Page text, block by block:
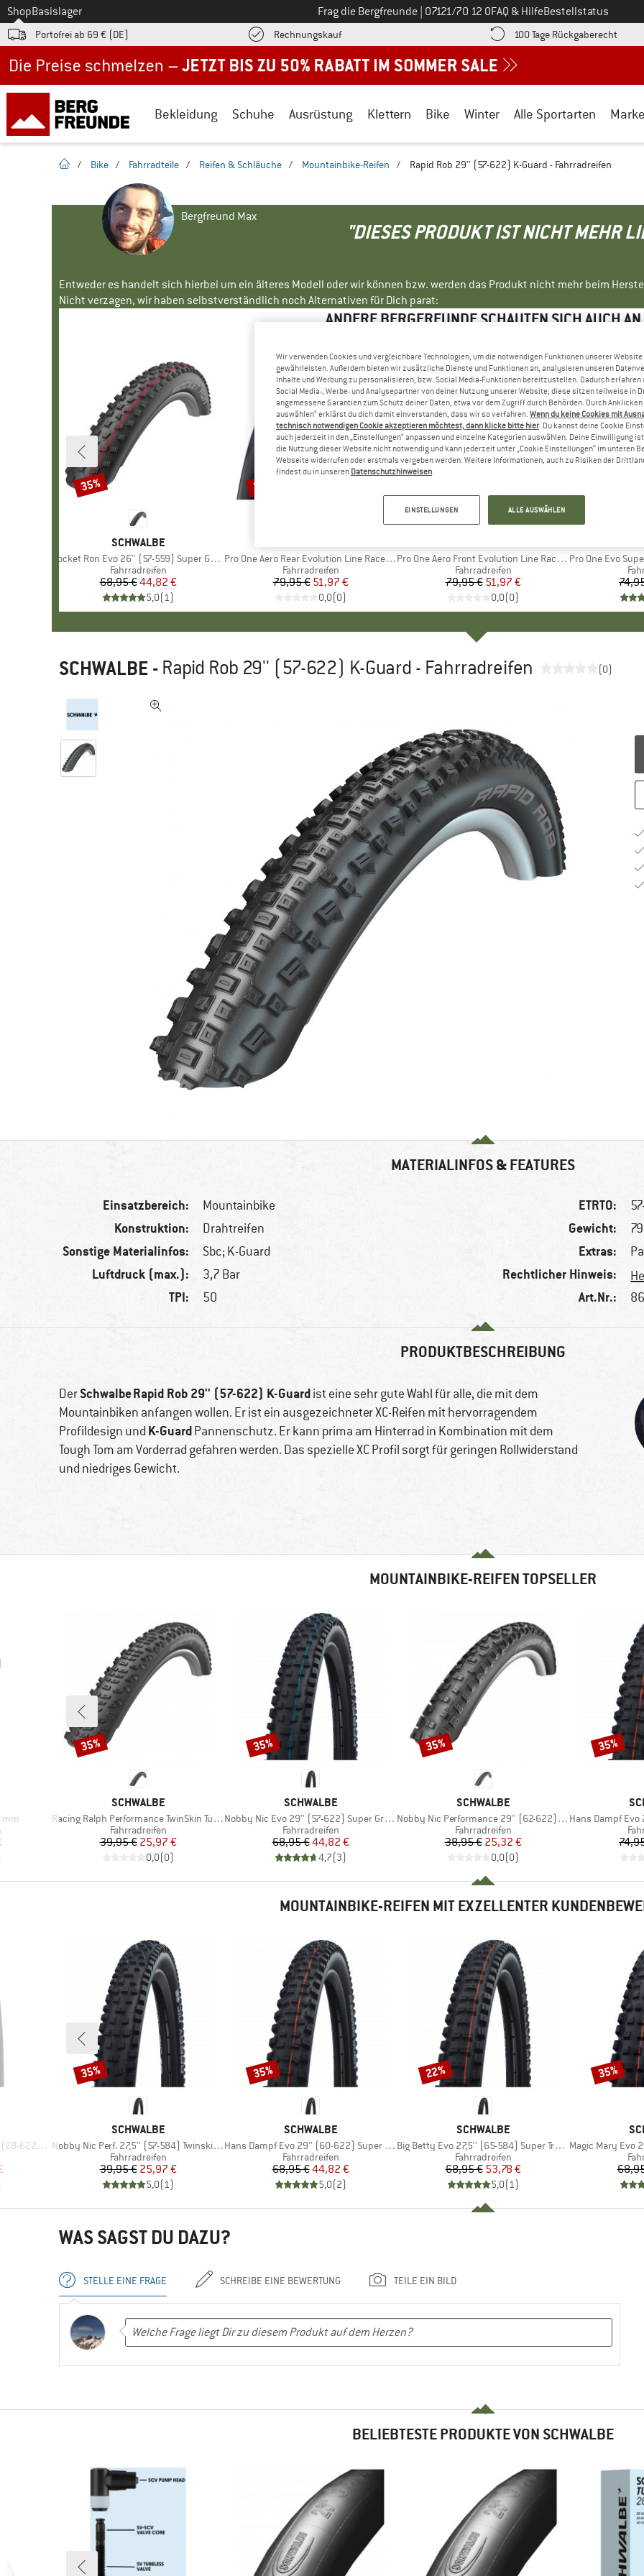
Zum
ShopBasislager Frag die Bergfreunde Ruf uns an unter
07121/70 12 0FAQ & HilfeBestellstatus
Portofrei ab 69 € (DE) RechnungskaufFinde die Zahlungs-Infos hier! Öffnet sich in einer Infobox
100 Tage Rückgaberecht
Bekleidung Schuhe Ausrüstung Klettern Bike Winter Alle Sportarten
Startseite
/ Bike / Fahrradteile / Reifen & Schläuche / Mountainbike-Reifen / Rapid Rob 29'' (57-622) K-Guard - Fahrradreifen
Bergfreund Max
"DIESES PRODUKT IST NICHT MEHR
Entweder es handelt sich hierbei um ein älteres Modell oder wir können bzw. werden das Produkt nicht mehr beim
Nicht verzagen, wir haben selbstverständlich noch Alternativen für Dich parat:
ANDERE BERGFREUNDE SCHAUTEN SICH AUCH AN
MARKE
SCHWALBE
Artikel
Rocket Ron Evo 26'' (57-559) Super Ground TLE
Produktgruppe
Fahrradreifen
Preis
68,95 €reduzierter Preis
44,82 €
5,0(1)
Rabatt
35%
Artikel
Pro One Aero Rear Evolution Line Race Pro RG28'' (28-622)
Produktgruppe
Fahrradreifen
Preis
79,95 €reduzierter Preis
51,97 €
0,0(0)
Rabatt
35%
Artikel
Pro One Aero Front Evolution Line Race Pro RG 28'' (28-622)
Produktgruppe
Fahrradreifen
Preis
79,95 €reduzierter Preis
51,97 €
0,0(0)
Artikel
Pro One Evo Super
SCHWALBE - Rapid Rob 29'' (57-622) K-Guard - Fahrradreifen (0)
MATERIALINFOS & FEATURES
Einsatzbereich: Mountainbike
Konstruktion: Drahtreifen
Sonstige Materialinfos: Sbc; K-Guard
Luftdruck (max.): 3,7 Bar
TPI: 50
ETRTO:
Gewicht:
Extras:
Rechtlicher Hinweis:
Art.Nr.:
PRODUKTBESCHREIBUNG
DerSchwalbe Rapid Rob 29'' (57-622) K-Guardist eine sehr gute Wahl für alle, die mit dem
Mountainbiken anfangen wollen. Er ist ein ausgezeichneter XC-Reifen mit hervorragendem
Profildesign und K-GuardPannenschutz. Er kann prima am Hinterrad in Kombination mit dem
Tough Tom am Vorderrad gefahren werden. Das spezielle XC Profil sorgt für geringen Rollwiderstand
und niedriges Gewicht.
MOUNTAINBIKE-REIFEN TOPSELLER
mm
Preis
MARKE
SCHWALBE
Artikel
Racing Ralph Performance TwinSkin Tubeless 29x2,25
Produktgruppe
Fahrradreifen
Preis
39,95 €reduzierter Preis
25,97 €
0,0(0)
Rabatt
35%
MARKE
SCHWALBE
Artikel
Nobby Nic Evo 29'' (57-622) Super Ground FB TLE
Produktgruppe
Fahrradreifen
Preis
68,95 €reduzierter Preis
44,82 €
4,7(3)
Rabatt
35%
MARKE
SCHWALBE
Artikel
Nobby Nic Performance 29'' (62-622) Folding
Produktgruppe
Fahrradreifen
Preis
38,95 €reduzierter Preis
25,32 €
0,0(0)
Rabatt
35%
Artikel
Hans Dampf Evo
Rabatt
35%
MOUNTAINBIKE-REIFEN MIT EXZELLENTER
Guard FB
Preis
MARKE
SCHWALBE
Artikel
Nobby Nic Perf. 27,5'' (57-584) Twinskin FB TLR
Produktgruppe
Fahrradreifen
Preis
39,95 €reduzierter Preis
25,97 €
5,0(1)
Rabatt
35%
MARKE
SCHWALBE
Artikel
Hans Dampf Evo 29'' (60-622) Super Trail FB TLE
Produktgruppe
Fahrradreifen
Preis
68,95 €reduzierter Preis
44,82 €
5,0(2)
Rabatt
35%
MARKE
SCHWALBE
Artikel
Big Betty Evo 27,5'' (65-584) Super Trail TLE
Produktgruppe
Fahrradreifen
Preis
68,95 €reduzierter Preis
53,78 €
5,0(1)
Rabatt
22%
Artikel
Magic Mary Evo
Rabatt
35%
WAS SAGST DU DAZU?
STELLE EINE FRAGE SCHREIBE EINE BEWERTUNG TEILE EIN BILD
BELIEBTESTE PRODUKTE VON SCHWALBE
Wir verwenden Cookies und vergleichbare Technologien, um die notwendigen Funktionen unserer Website
gewährleisten. Außerdem bieten wir zusätzliche Dienste und Funktionen an, analysieren unseren
Inhalte und Werbung zu personalisieren, bzw. Social Media-Funktionen bereitzustellen. Dadurch erfahren
Social Media-, Werbe- und Analysepartner von deiner Nutzung unserer Website; diese sitzen teilweise in
angemessene Garantien zum Schutz deiner Daten, etwa vor dem Zugriff durch Behörden. Durch Anklicken
auswählen“ erklärst du dich damit einverstanden, dass wir so verfahren. Wenn du keine Cookies mit
technisch notwendigen Cookie akzeptieren möchtest, dann klicke bitte hier. Du kannst deine Cookie
auch jederzeit in den „Einstellungen“ anpassen und einzelne Kategorien auswählen. Deine Einwilligung
die Nutzung dieser Website nicht notwendig und kann jederzeit unter „Cookie Einstellungen“ im unteren
Webseite widerrufen oder erstmals vergeben werden. Weitere Informationen, auch zu Risiken der
findest du in unseren Datenschutzhinweisen.
EINSTELLUNGEN ALLE AUSWÄHLEN